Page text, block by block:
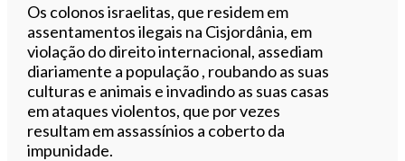
Os colonos israelitas, que residem em
assentamentos ilegais na Cisjordânia, em
violação do direito internacional, assediam
diariamente a população , roubando as suas
culturas e animais e invadindo as suas casas
em ataques violentos, que por vezes
resultam em assassínios a coberto da
impunidade.